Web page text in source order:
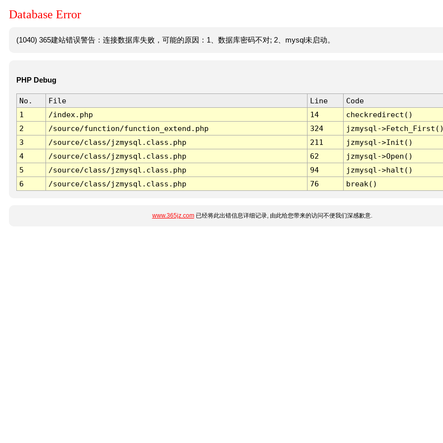
Database Error
(1040) 365建站错误警告：连接数据库失败，可能的原因：1、数据库密码不对; 2、mysql未启动。
PHP Debug
No. File Line
Code
1
/index.php 14
checkredirect()
2
/source/function/function_extend.php 324
jzmysql-
3
/source/class/jzmysql.class.php 211
jzmysql->Init()
4
/source/class/jzmysql.class.php 62
jzmysql->Open()
5
/source/class/jzmysql.class.php 94
jzmysql->halt()
6
/source/class/jzmysql.class.php 76 break()
www.365jz.com已经将此出错信息详细记录, 由此给您带来的访问不便我们深感歉意.